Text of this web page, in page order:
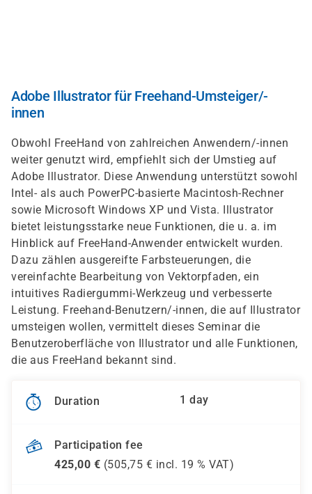
Adobe Illustrator für Freehand-Umsteiger/-
innen
Obwohl FreeHand von zahlreichen Anwendern/-innen
weiter genutzt wird, empfiehlt sich der Umstieg auf
Adobe Illustrator. Diese Anwendung unterstützt sowohl
Intel- als auch PowerPC-basierte Macintosh-Rechner
sowie Microsoft Windows XP und Vista. Illustrator
bietet leistungsstarke neue Funktionen, die u. a. im
Hinblick auf FreeHand-Anwender entwickelt wurden.
Dazu zählen ausgereifte Farbsteuerungen, die
vereinfachte Bearbeitung von Vektorpfaden, ein
intuitives Radiergummi-Werkzeug und verbesserte
Leistung. Freehand-Benutzern/-innen, die auf Illustrator
umsteigen wollen, vermittelt dieses Seminar die
Benutzeroberfläche von Illustrator und alle Funktionen,
die aus FreeHand bekannt sind.
Duration 1 day
Participation fee
425,00 € (505,75 € incl. 19 % VAT)